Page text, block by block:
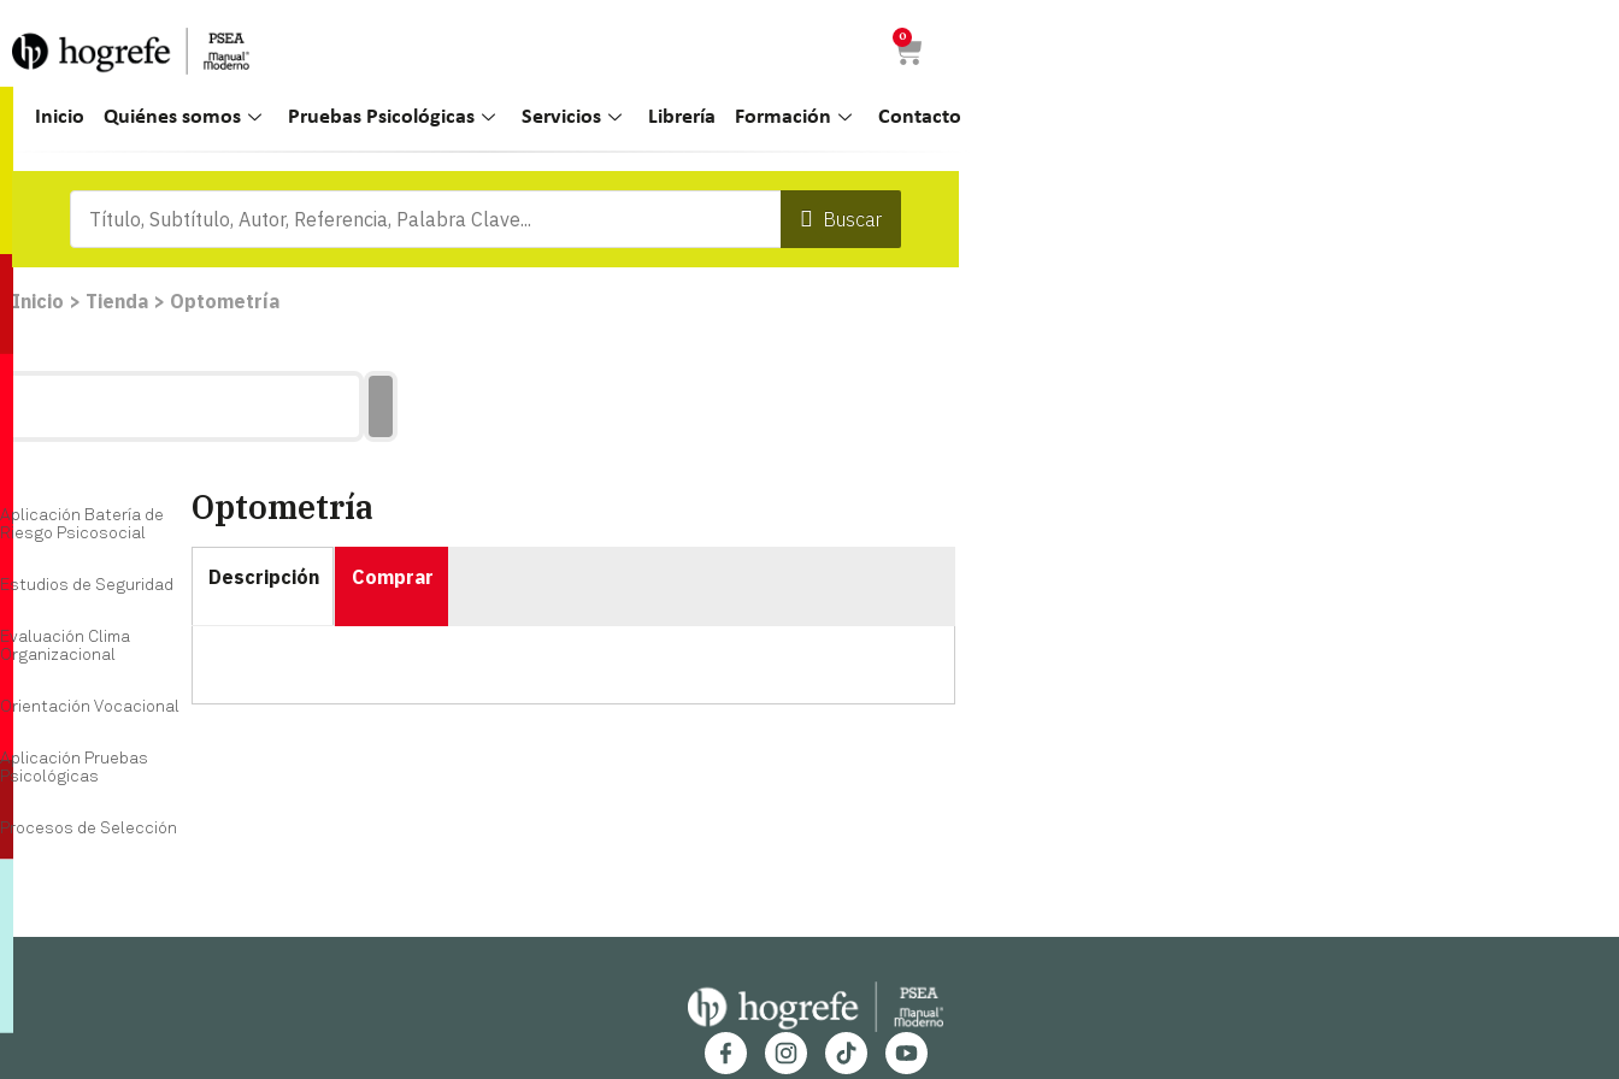
0
Inicio Quiénes somos Pruebas Psicológicas Servicios Librería Formación Contacto
Buscar
Inicio > Tienda > Optometría
Aplicación Batería de
Riesgo Psicosocial
Estudios de Seguridad
Evaluación Clima
Organizacional
Orientación Vocacional
Aplicación Pruebas
Psicológicas
Procesos de Selección
Optometría
Descripción Comprar